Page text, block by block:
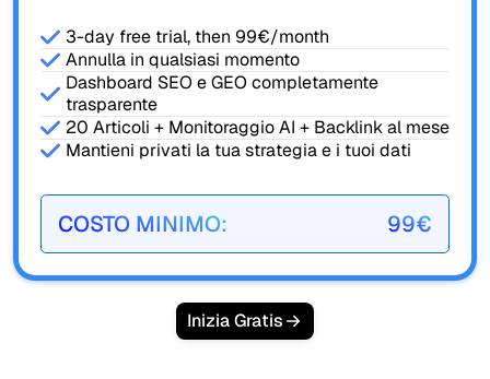
3-day free trial, then 99€/month
Annulla in qualsiasi momento
Dashboard SEO e GEO completamente
trasparente
20 Articoli + Monitoraggio AI + Backlink al mese
Mantieni privati la tua strategia e i tuoi dati
COSTO MINIMO: 99€
Inizia Gratis